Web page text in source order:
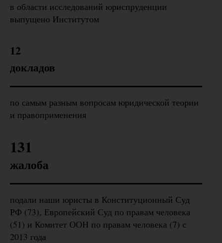
в области исследований юриспруденции
выпущено Институтом
12
докладов
по самым разным вопросам юридической теории
и правоприменения
131
жалоба
подали наши юристы в Конституционный Суд
РФ (73), Европейский Суд по правам человека
(51) и Комитет ООН по правам человека (7) с
2013 года